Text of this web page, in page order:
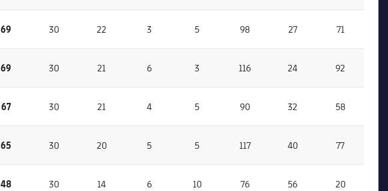
69 30 22 3 5 98 27 71
69 30 21 6 3 116 24 92
67 30 21 4 5 90 32 58
65 30 20 5 5 117 40 77
48 30 14 6 10 76 56 20